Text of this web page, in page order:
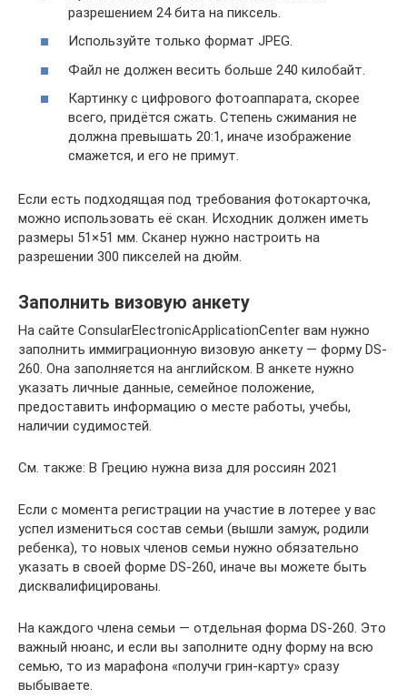
разрешением 24 бита на пиксель.
Используйте только формат JPEG.
Файл не должен весить больше 240 килобайт.
Картинку с цифрового фотоаппарата, скорее
всего, придётся сжать. Степень сжимания не
должна превышать 20:1, иначе изображение
смажется, и его не примут.
Если есть подходящая под требования фотокарточка,
можно использовать её скан. Исходник должен иметь
размеры 51×51 мм. Сканер нужно настроить на
разрешении 300 пикселей на дюйм.
Заполнить визовую анкету
На сайте ConsularElectronicApplicationCenter вам нужно
заполнить иммиграционную визовую анкету — форму DS-
260. Она заполняется на английском. В анкете нужно
указать личные данные, семейное положение,
предоставить информацию о месте работы, учебы,
наличии судимостей.
См. также: В Грецию нужна виза для россиян 2021
Если с момента регистрации на участие в лотерее у вас
успел измениться состав семьи (вышли замуж, родили
ребенка), то новых членов семьи нужно обязательно
указать в своей форме DS-260, иначе вы можете быть
дисквалифицированы.
На каждого члена семьи — отдельная форма DS-260. Это
важный нюанс, и если вы заполните одну форму на всю
семью, то из марафона «получи грин-карту» сразу
выбываете.